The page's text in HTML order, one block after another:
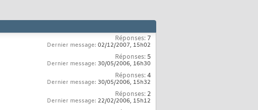
Réponses: 7
Dernier message: 02/12/2007, 15h02
Réponses: 5
Dernier message: 30/05/2006, 16h30
Réponses:4
Dernier message: 30/05/2006, 15h32
Réponses: 2
Dernier message: 22/02/2006, 15h12